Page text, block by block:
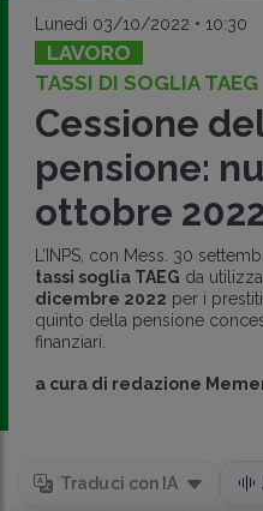
Lunedì 03/10/2022 • 10:30
LAVORO
TASSI DI SOGLIA TAEG
Cessione
pensione:
ottobre
L’INPS, con Mess. 30
tassi soglia TAEG da
dicembre 2022 per i
quinto della pensione
finanziari.
a cura di redazione
Traduci con IA